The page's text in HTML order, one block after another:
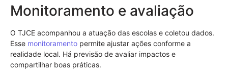
Monitoramento e avaliação
O TJCE acompanhou a atuação das escolas e coletou dados.
Esse monitoramento permite ajustar ações conforme a
realidade local. Há previsão de avaliar impactos e
compartilhar boas práticas.